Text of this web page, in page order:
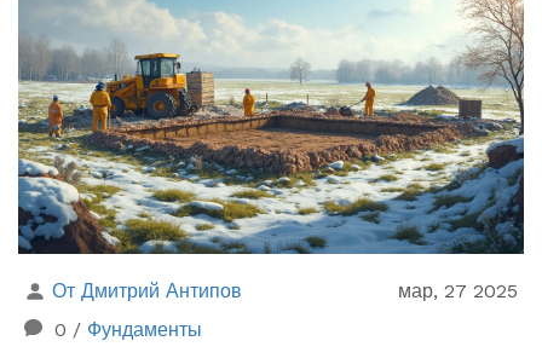
От Дмитрий Антипов
мар, 27 2025
0 / Фундаменты